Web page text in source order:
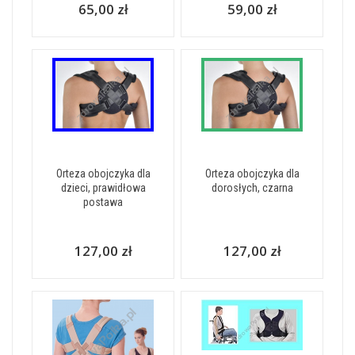
65,00 zł 59,00 zł
Orteza obojczyka dla
dzieci, prawidłowa
postawa
127,00 zł
Orteza obojczyka dla
dorosłych, czarna
127,00 zł